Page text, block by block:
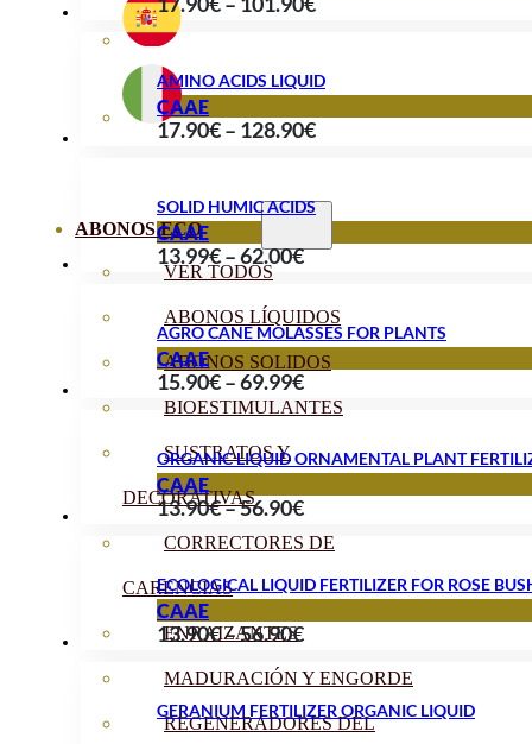
ABONOS ECO
VER TODOS
ABONOS LÍQUIDOS
ABONOS SOLIDOS
BIOESTIMULANTES
SUSTRATOS Y
DECORATIVAS
CORRECTORES DE
CARENCIAS
ENRAIZANTES
MADURACIÓN Y ENGORDE
REGENERADORES DEL
63.90€
through
101.90€
AMINO ACIDS LIQUID
17.90€– 128.90€Price
through
128.90€
CAAE
SOLID HUMIC ACIDS
13.99€–62.00€Price
13.99€
through
62.00€
CAAE
AGRO CANE MOLASSES FOR PLANTS
15.90€–69.99€Price
range:
through
69.99€
CAAE
ORGANIC LIQUID ORNAMENTAL PLANT
13.90€–56.90€Price
range:
through
56.90€
CAAE
ECOLOGICAL LIQUID FERTILIZER FOR ROSE
13.90€–56.90€Price
range:
through
CAAE
GERANIUM FERTILIZER ORGANIC LIQUID